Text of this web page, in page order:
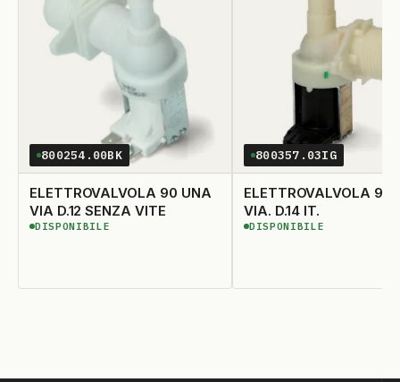
800254.00BK
ELETTROVALVOLA 90 UNA
VIA D.12 SENZA VITE
DISPONIBILE
DISPONIBILE
800357.03IG
ELETTROVALVOLA 90� 1
VIA. D.14 IT.
DISPONIBILE
DISPONIBILE